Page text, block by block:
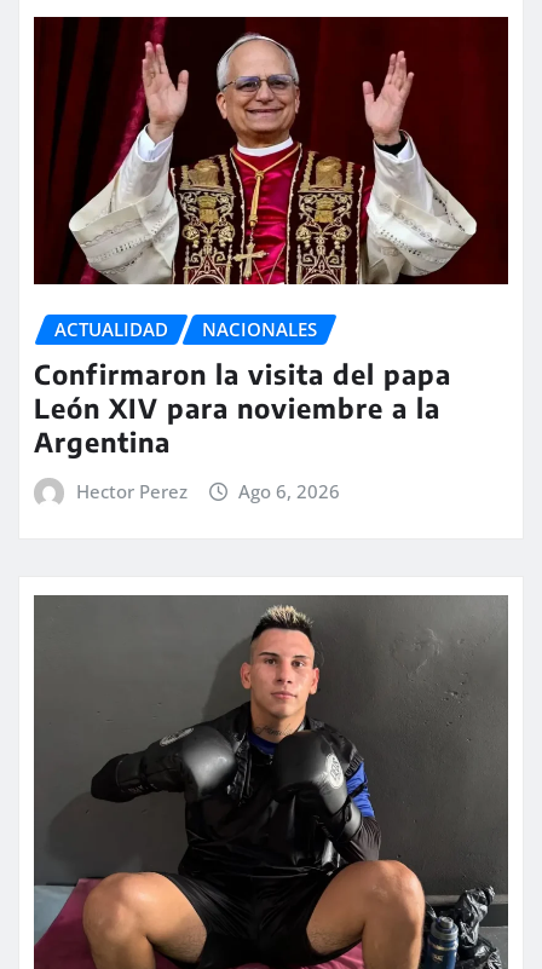
ACTUALIDAD NACIONALES
Confirmaron la visita del papa
León XIV para noviembre a la
Argentina
Hector Perez Ago 6, 2026